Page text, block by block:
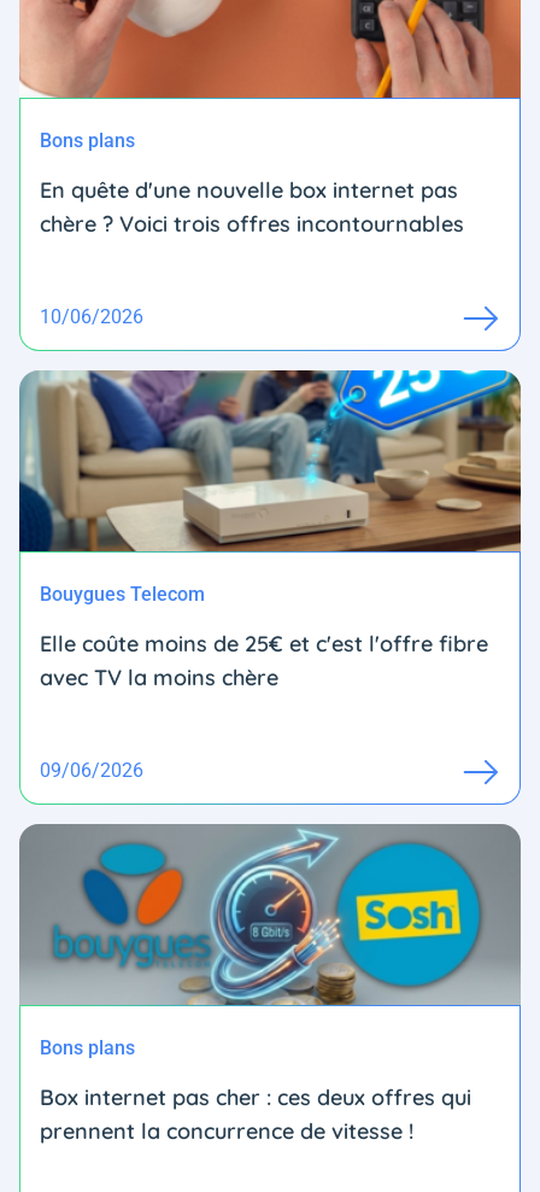
Bons plans
En quête d'une nouvelle box internet pas
chère ? Voici trois offres incontournables
10/06/2026
Bouygues Telecom
Elle coûte moins de 25€ et c'est l'offre fibre
avec TV la moins chère
09/06/2026
Bons plans
Box internet pas cher : ces deux offres qui
prennent la concurrence de vitesse !